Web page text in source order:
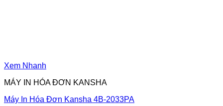
Xem Nhanh
MÁY IN HÓA ĐƠN KANSHA
Máy In Hóa Đơn Kansha 4B-2033PA